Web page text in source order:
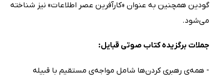
گودین همچنین به عنوان «کارآفرین عصر اطلاعات» نیز شناخته
می‌شود.
جملات برگزیده کتاب صوتی قبایل:
- همه‌ی رهبری کردن‌ها شامل مواجه‌ی مستقیم با قبیله